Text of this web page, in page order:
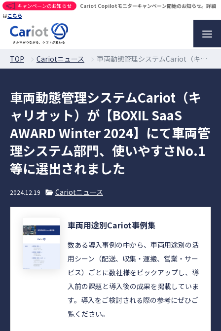
キャンペーンのお知らせ
Cariot Copilotモニターキャンペーン開始のお知らせ。詳細
はこちら
TOP Cariotニュース 車両動態管理システムCariot（キャリオット）が【BOXIL SaaS AWARD Winter 2024】にて車両管理システム部門、使いやすさNo.1等に選出されました
車両動態管理システムCariot（キ
ャリオット）が【BOXIL SaaS
AWARD Winter 2024】にて車両管
理システム部門、使いやすさNo.1
等に選出されました
2024.12.19 Cariotニュース
車両用途別Cariot事例集
数ある導入事例の中から、車両用途別の活
用シーン（配送、収集・運搬、営業・サー
ビス）ごとに数社様をピックアップし、導
入前の課題と導入後の成果を掲載していま
す。導入をご検討される際の参考にぜひご
覧ください。​​